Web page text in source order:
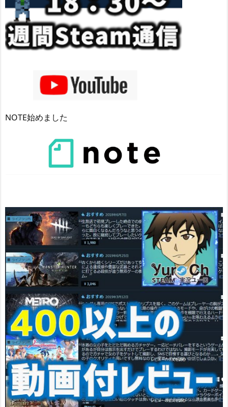
NOTE始めました